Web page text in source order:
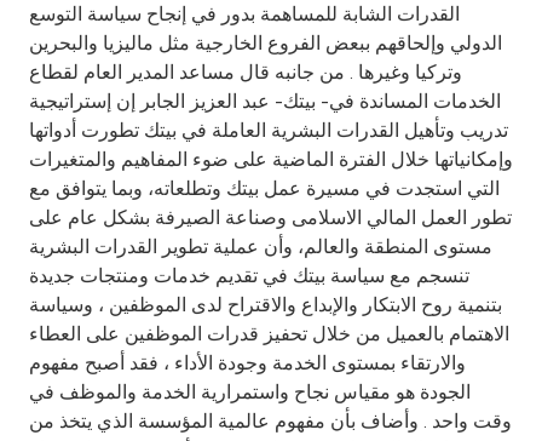
Egypt
UK
Kingdom of Bahrain
القدرات الشابة للمساهمة بدور في إنجاح سياسة التوسع
الدولي وإلحاقهم ببعض الفروع الخارجية مثل ماليزيا والبحرين
وتركيا وغيرها . من جانبه قال مساعد المدير العام لقطاع
الخدمات المساندة في- بيتك- عبد العزيز الجابر إن إستراتيجية
تدريب وتأهيل القدرات البشرية العاملة في بيتك تطورت أدواتها
وإمكانياتها خلال الفترة الماضية على ضوء المفاهيم والمتغيرات
التي استجدت في مسيرة عمل بيتك وتطلعاته، وبما يتوافق مع
تطور العمل المالي الاسلامى وصناعة الصيرفة بشكل عام على
مستوى المنطقة والعالم، وأن عملية تطوير القدرات البشرية
تنسجم مع سياسة بيتك في تقديم خدمات ومنتجات جديدة
بتنمية روح الابتكار والإبداع والاقتراح لدى الموظفين ، وسياسة
الاهتمام بالعميل من خلال تحفيز قدرات الموظفين على العطاء
والارتقاء بمستوى الخدمة وجودة الأداء ، فقد أصبح مفهوم
الجودة هو مقياس نجاح واستمرارية الخدمة والموظف في
وقت واحد . وأضاف بأن مفهوم عالمية المؤسسة الذي يتخذ من